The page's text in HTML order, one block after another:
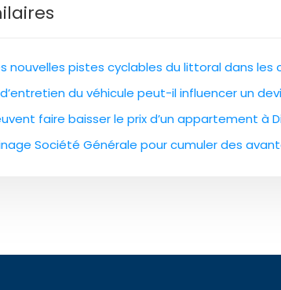
nouvelles pistes cyclables du littoral dans les
du véhicule peut-il influencer un
faire baisser le prix d’un appartement à
Société Générale pour cumuler des